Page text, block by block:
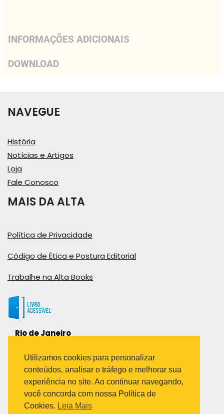
INFORMAÇÕES ADICIONAIS
DOWNLOAD
NAVEGUE
História
Notícias e Artigos
Loja
Fale Conosco
MAIS DA ALTA
Política de Privacidade
Código de Ética e Postura Editorial
Trabalhe na Alta Books
Rio de Janeiro
Bairro Industrial do Jacaré
Rio de Janeiro – RJ – CEP: 20970-031
Telefone:
(21) 3278-8069
(21) 3995-7512
Utilizamos cookies para personalizar
conteúdos, analisar o tráfego e melhorar sua
experiência no site. Ao continuar navegando,
você concorda com nossa Política de
Cookies. Leia Mais